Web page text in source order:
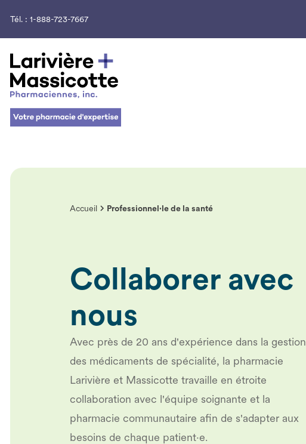
Tél. : 1-888-723-7667
Accueil Professionnel·le de la santé
Collaborer avec
nous
Avec près de 20 ans d'expérience dans la gestion
des médicaments de spécialité, la pharmacie
Larivière et Massicotte travaille en étroite
collaboration avec l'équipe soignante et la
pharmacie communautaire afin de s'adapter aux
besoins de chaque patient·e.